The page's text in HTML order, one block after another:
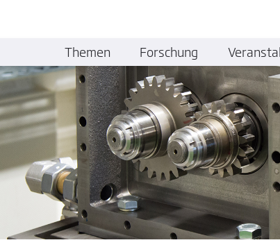
Themen Forschung